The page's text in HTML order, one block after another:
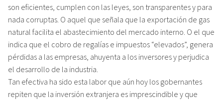
son eficientes, cumplen con las leyes, son transparentes y para
nada corruptas. O aquel que señala que la exportación de gas
natural facilita el abastecimiento del mercado interno. O el que
indica que el cobro de regalías e impuestos “elevados”, genera
pérdidas a las empresas, ahuyenta a los inversores y perjudica
el desarrollo de la industria.
Tan efectiva ha sido esta labor que aún hoy los gobernantes
repiten que la inversión extranjera es imprescindible y que